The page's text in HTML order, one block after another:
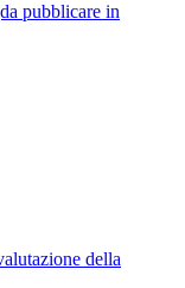
pubblicare in
della